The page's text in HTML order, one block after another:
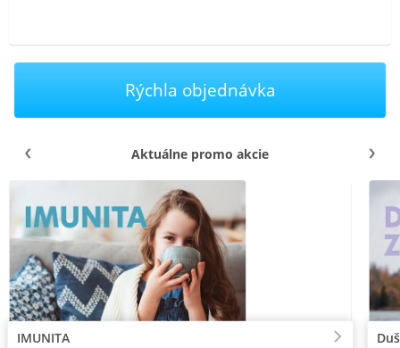
Rýchla objednávka
Aktuálne promo akcie
IMUNITA